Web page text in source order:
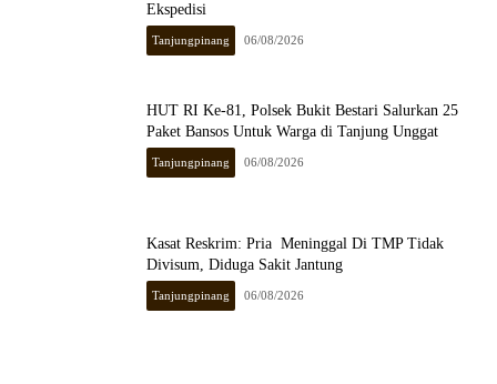
Ekspedisi
Tanjungpinang 06/08/2026
HUT RI Ke-81, Polsek Bukit Bestari Salurkan 25
Paket Bansos Untuk Warga di Tanjung Unggat
Tanjungpinang 06/08/2026
Kasat Reskrim: Pria Meninggal Di TMP Tidak
Divisum, Diduga Sakit Jantung
Tanjungpinang 06/08/2026